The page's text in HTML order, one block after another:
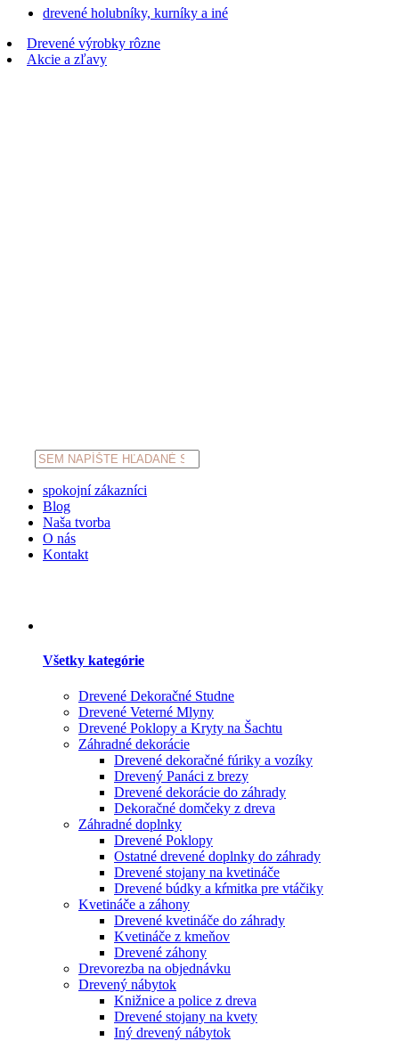
drevené holubníky, kurníky a iné
Drevené výrobky rôzne
Akcie a zľavy
Products
search
spokojní zákazníci
Blog
Naša tvorba
O nás
Kontakt
Všetky kategórie
Drevené Dekoračné Studne
Drevené Veterné Mlyny
Drevené Poklopy a Kryty na Šachtu
Záhradné dekorácie
Drevené dekoračné fúriky a vozíky
Drevený Panáci z brezy
Drevené dekorácie do záhrady
Dekoračné domčeky z dreva
Záhradné doplnky
Drevené Poklopy
Ostatné drevené doplnky do záhrady
Drevené stojany na kvetináče
Drevené búdky a kŕmitka pre vtáčiky
Kvetináče a záhony
Drevené kvetináče do záhrady
Kvetináče z kmeňov
Drevené záhony
Drevorezba na objednávku
Drevený nábytok
Knižnice a police z dreva
Drevené stojany na kvety
Iný drevený nábytok